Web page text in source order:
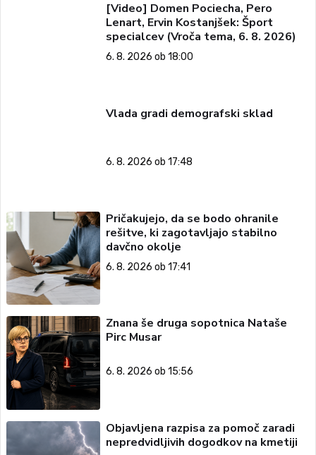
[Video] Domen Pociecha, Pero
Lenart, Ervin Kostanjšek: Šport
specialcev (Vroča tema, 6. 8. 2026)
6. 8. 2026 ob 18:00
Vlada gradi demografski sklad
6. 8. 2026 ob 17:48
Pričakujejo, da se bodo ohranile
rešitve, ki zagotavljajo stabilno
davčno okolje
6. 8. 2026 ob 17:41
Znana še druga sopotnica Nataše
Pirc Musar
6. 8. 2026 ob 15:56
Objavljena razpisa za pomoč zaradi
nepredvidljivih dogodkov na kmetiji